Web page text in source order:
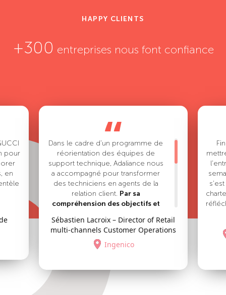
HAPPY CLIENTS
+300 entreprises nous font confiance
pour
en
de
“
Dans le cadre d’un programme de
réorientation des équipes de
support technique, Adaliance nous
a accompagné pour transformer
des techniciens en agents de la
relation client. Par sa
compréhension des objectifs et
permis de trouver la bonne
démarche et les bons outils de
formation à mettre en place.
entités d’Ingenico, et fait toujours
suivi régulier
Sébastien Lacroix – Director of Retail
multi-channels Customer Operations
Ingenico